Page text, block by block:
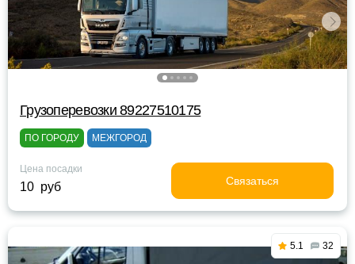
Грузоперевозки 89227510175
ПО ГОРОДУ МЕЖГОРОД
Цена посадки
10 руб Связаться
5.1 32